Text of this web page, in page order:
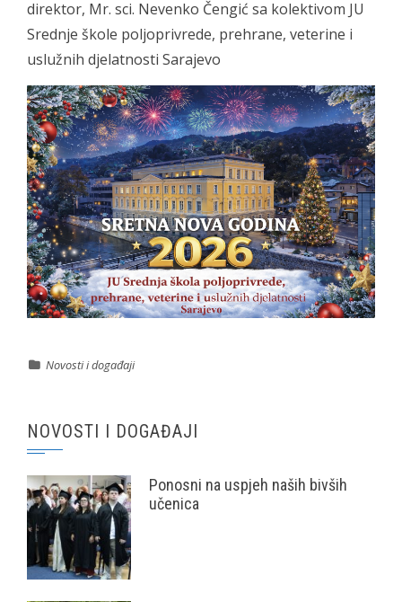
direktor, Mr. sci. Nevenko Čengić sa kolektivom JU
Srednje škole poljoprivrede, prehrane, veterine i
uslužnih djelatnosti Sarajevo
Novosti i događaji
NOVOSTI I DOGAĐAJI
Ponosni na uspjeh naših bivših
učenica